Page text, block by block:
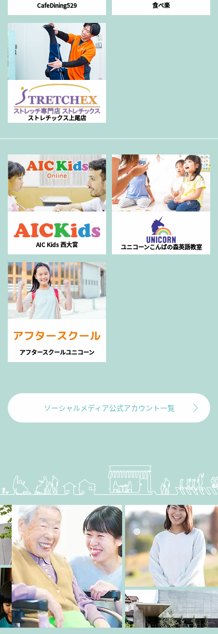
CafeDining529 食べ楽
ストレチックス上尾店
AIC Kids 西大宮 ユニコーンこんばの森英語教室
アフタースクールユニコーン
ソーシャルメディア公式アカウント一覧